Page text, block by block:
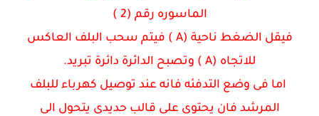
الماسوره رقم (2 )
فيقل الضغط ناحية (A ) فيتم سحب البلف العاكس
للاتجاه (A ) وتصبح الدائرة دائرة تبريد.
اما فى وضع التدفئه فانه عند توصيل كهرباء للبلف
المرشد فان يحتوى على قالب حديدى يتحول الى